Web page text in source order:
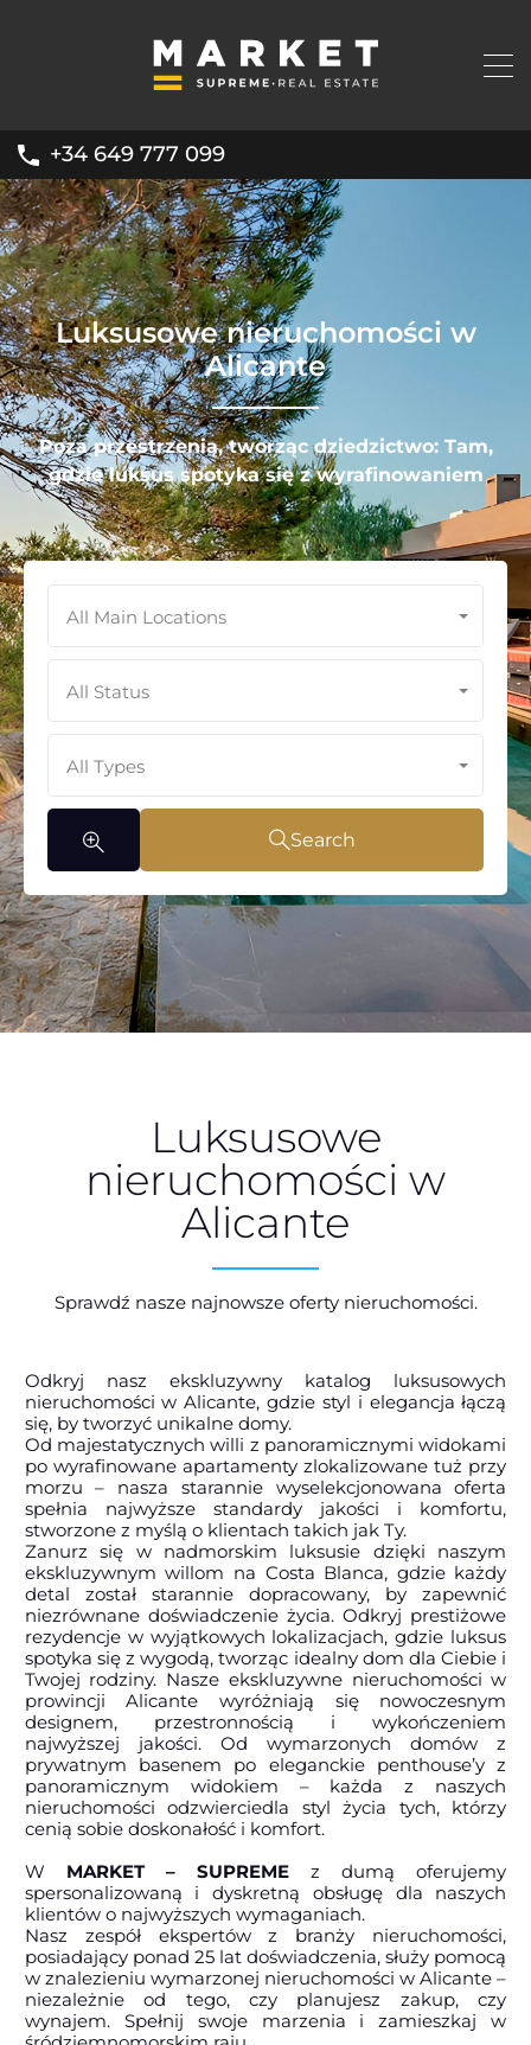
+34 649 777 099
Luksusowe nieruchomości w
Alicante
Poza przestrzenią, tworząc dziedzictwo: Tam,
gdzie luksus spotyka się z wyrafinowaniem
All Main Locations
All Status
All Types
Search
Luksusowe
nieruchomości w
Alicante
Sprawdź nasze najnowsze oferty nieruchomości.
Odkryj nasz ekskluzywny katalog luksusowych
nieruchomości w Alicante, gdzie styl i elegancja łączą
się, by tworzyć unikalne domy.
Od majestatycznych willi z panoramicznymi widokami
po wyrafinowane apartamenty zlokalizowane tuż przy
morzu – nasza starannie wyselekcjonowana oferta
spełnia najwyższe standardy jakości i komfortu,
stworzone z myślą o klientach takich jak Ty.
Zanurz się w nadmorskim luksusie dzięki naszym
ekskluzywnym willom na Costa Blanca, gdzie każdy
detal został starannie dopracowany, by zapewnić
niezrównane doświadczenie życia. Odkryj prestiżowe
rezydencje w wyjątkowych lokalizacjach, gdzie luksus
spotyka się z wygodą, tworząc idealny dom dla Ciebie i
Twojej rodziny. Nasze ekskluzywne nieruchomości w
prowincji Alicante wyróżniają się nowoczesnym
designem, przestronnością i wykończeniem
najwyższej jakości. Od wymarzonych domów z
prywatnym basenem po eleganckie penthouse’y z
panoramicznym widokiem – każda z naszych
nieruchomości odzwierciedla styl życia tych, którzy
cenią sobie doskonałość i komfort.
W MARKET – SUPREME z dumą oferujemy
spersonalizowaną i dyskretną obsługę dla naszych
klientów o najwyższych wymaganiach.
Nasz zespół ekspertów z branży nieruchomości,
posiadający ponad 25 lat doświadczenia, służy pomocą
w znalezieniu wymarzonej nieruchomości w Alicante –
niezależnie od tego, czy planujesz zakup, czy
wynajem. Spełnij swoje marzenia i zamieszkaj w